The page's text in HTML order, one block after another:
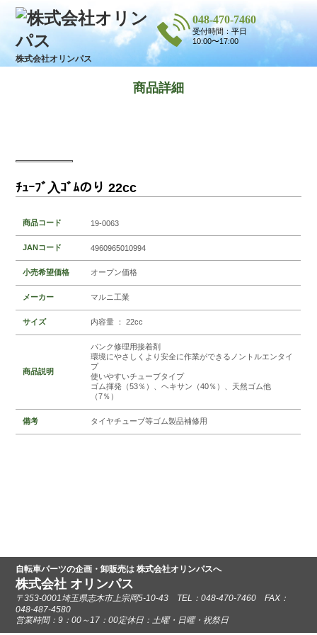
株式会社オリンパス
048-470-7460
受付時間：平日
10:00〜17:00
商品詳細
ﾁｭｰﾌﾞ入ｺﾞﾑのり 22cc
商品コード 19-0063
JANコード 4960965010994
小売希望価格 オープン価格
メーカー マルニ工業
サイズ 内容量 ： 22cc
商品説明
パンク修理用接着剤
環境にやさしくより安全に作業ができるノントルエンタイ
プ
使いやすいチューブタイプ
ゴム揮発（53％）、ヘキサン（40％）、天然ゴム他
（7％）
備考 タイヤチューブ等ゴム製品補修用
自転車パーツの企画・卸販売は 株式会社オリンパスへ
株式会社 オリンパス
〒353-0001埼玉県志木市上宗岡5-10-43 TEL：048-470-7460 FAX：
048-487-4580
営業時間：9：00～17：00定休日：土曜・日曜・祝祭日